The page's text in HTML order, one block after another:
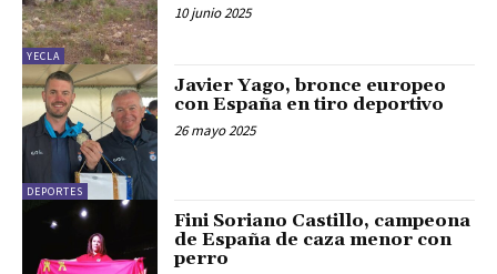
YECLA
10 junio 2025
DEPORTES
Javier Yago, bronce europeo
con España en tiro deportivo
26 mayo 2025
Fini Soriano Castillo, campeona
de España de caza menor con
perro